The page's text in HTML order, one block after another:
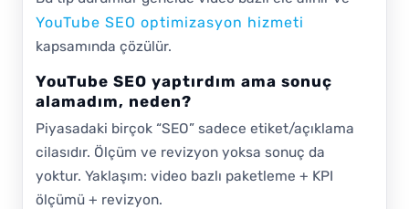
YouTube SEO optimizasyon hizmeti
kapsamında çözülür.
YouTube SEO yaptırdım ama sonuç
alamadım, neden?
Piyasadaki birçok “SEO” sadece etiket/açıklama
cilasıdır. Ölçüm ve revizyon yoksa sonuç da
yoktur. Yaklaşım: video bazlı paketleme + KPI
ölçümü + revizyon.